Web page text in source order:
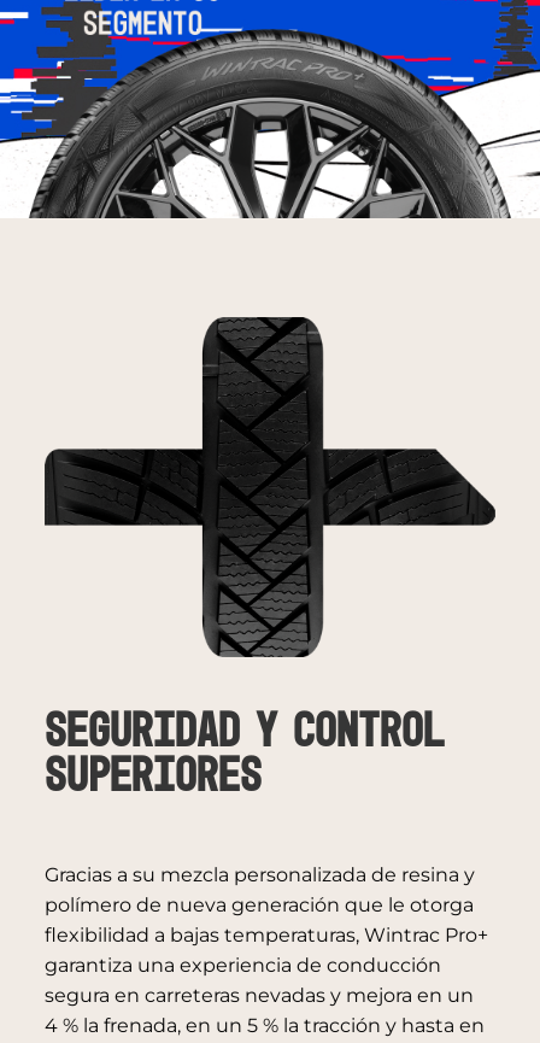
Seguridad y control
superiores
Gracias a su mezcla personalizada de resina y
polímero de nueva generación que le otorga
flexibilidad a bajas temperaturas, Wintrac Pro+
garantiza una experiencia de conducción
segura en carreteras nevadas y mejora en un
4 % la frenada, en un 5 % la tracción y hasta en